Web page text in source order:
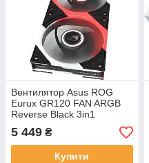
Вентилятор Asus ROG
Eurux GR120 FAN ARGB
Reverse Black 3in1
(90DA00K0-B09020)
5 449 ₴
Купити